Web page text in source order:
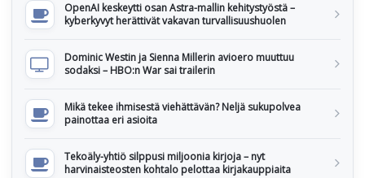
OpenAI keskeytti osan Astra-mallin kehitystyöstä –
kyberkyvyt herättivät vakavan turvallisuushuolen
Dominic Westin ja Sienna Millerin avioero muuttuu
sodaksi – HBO:n War sai trailerin
Mikä tekee ihmisestä viehättävän? Neljä sukupolvea
painottaa eri asioita
Tekoäly-yhtiö silppusi miljoonia kirjoja – nyt
harvinaisteosten kohtalo pelottaa kirjakauppiaita